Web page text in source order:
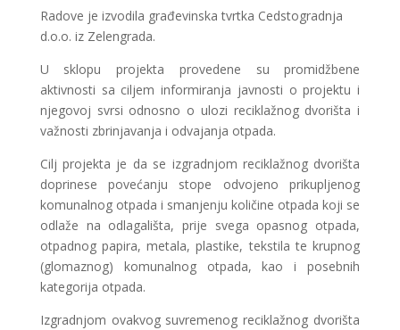
Radove je izvodila građevinska tvrtka Cedstogradnja
d.o.o. iz Zelengrada.
U sklopu projekta provedene su promidžbene
aktivnosti sa ciljem informiranja javnosti o projektu i
njegovoj svrsi odnosno o ulozi reciklažnog dvorišta i
važnosti zbrinjavanja i odvajanja otpada.
Cilj projekta je da se izgradnjom reciklažnog dvorišta
doprinese povećanju stope odvojeno prikupljenog
komunalnog otpada i smanjenju količine otpada koji se
odlaže na odlagališta, prije svega opasnog otpada,
otpadnog papira, metala, plastike, tekstila te krupnog
(glomaznog) komunalnog otpada, kao i posebnih
kategorija otpada.
Izgradnjom ovakvog suvremenog reciklažnog dvorišta